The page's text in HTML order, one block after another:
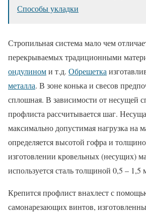
Способы укладки
Стропильная система мало чем
перекрываемых традиционными
ондулиноми т.д. Обрешетка
металла. В зоне конька и свесов
сплошная. В зависимости от несущей
профлиста рассчитывается шаг.
максимально допустимая нагрузка на
определяется высотой гофра и
изготовлении кровельных (несущих)
используется сталь толщиной 0,5 – 1,5
Крепится профлист внахлест с
самонарезающих винтов,